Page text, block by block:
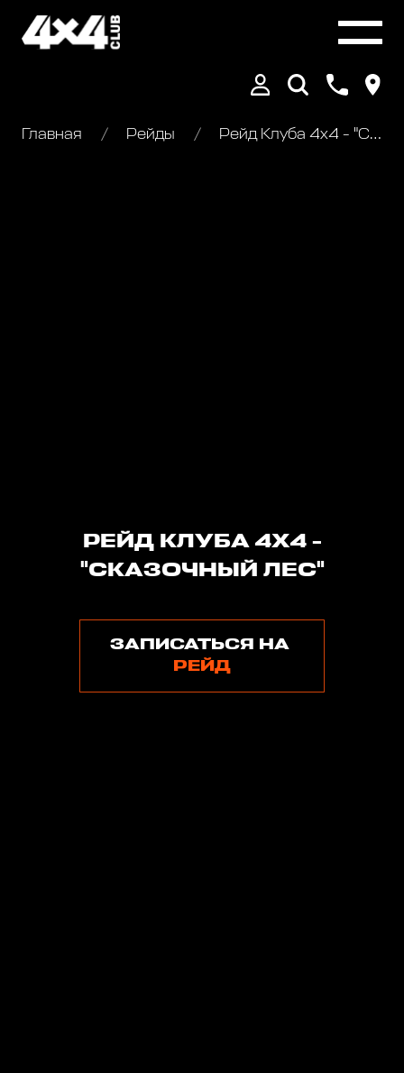
Главная Рейды Рейд Клуба 4х4 - "Сказочный лес"
РЕЙД КЛУБА 4Х4 -
"СКАЗОЧНЫЙ ЛЕС"
ЗАПИСАТЬСЯ НА
РЕЙД